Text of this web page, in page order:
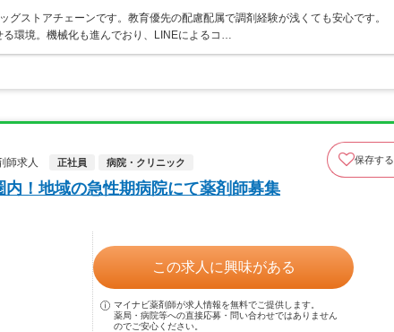
ストアチェーンです。教育優先の配慮配属で調剤経験が浅くても安心です。
る環境。機械化も進んでおり、LINEによるコ…
師求人
正社員 病院・クリニック 保存する
内！地域の急性期病院にて薬剤師募集
この求人に興味がある
マイナビ薬剤師が求人情報を無料でご提供します。
薬局・病院等への直接応募・問い合わせではありません
のでご安心ください。